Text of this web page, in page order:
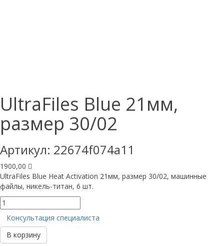
UltraFiles Blue 21мм,
размер 30/02
Артикул: 22674f074a11
1900,00
UltraFiles Blue Heat Activation 21мм, размер 30/02, машинные
файлы, никель-титан, 6 шт.
Количество
товара
UltraFiles
Blue
21мм,
Консультация специалиста
В корзину